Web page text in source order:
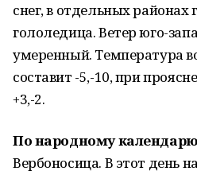
снег, в отдельных районах
гололедица. Ветер юго-
умеренный. Температура
составит -5,-10, при
+3,-2.
По народному календарю
Вербоносица. В этот день